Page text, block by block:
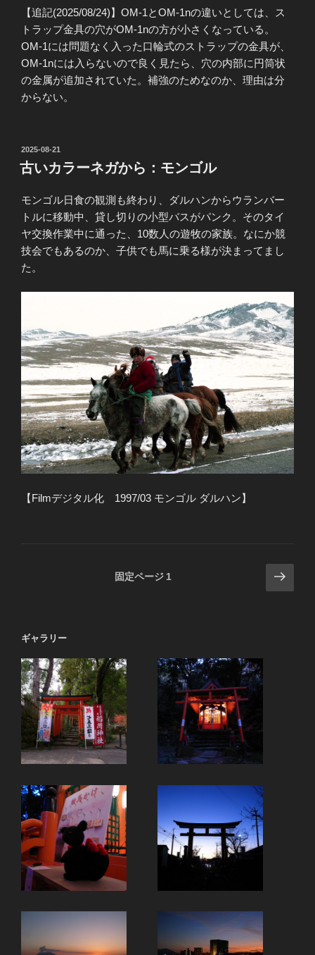
【追記(2025/08/24)】OM-1とOM-1nの違いとしては、ス
トラップ金具の穴がOM-1nの方が小さくなっている。
OM-1には問題なく入った口輪式のストラップの金具が、
OM-1nには入らないので良く見たら、穴の内部に円筒状
の金属が追加されていた。補強のためなのか、理由は分
からない。
投
稿
日:
2025-08-21
古いカラーネガから：モンゴル
モンゴル日食の観測も終わり、ダルハンからウランバー
トルに移動中、貸し切りの小型バスがパンク。そのタイ
ヤ交換作業中に通った、10数人の遊牧の家族。なにか競
技会でもあるのか、子供でも馬に乗る様が決まってまし
た。
【Filmデジタル化 1997/03 モンゴル ダルハン】
ペ
ジ
送
り
固定ページ 1
次
の
ギャラリー